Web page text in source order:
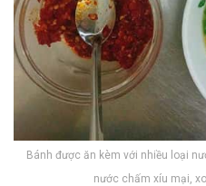
Bánh được ăn kèm với nhiều loại
nước chấm xíu mại,